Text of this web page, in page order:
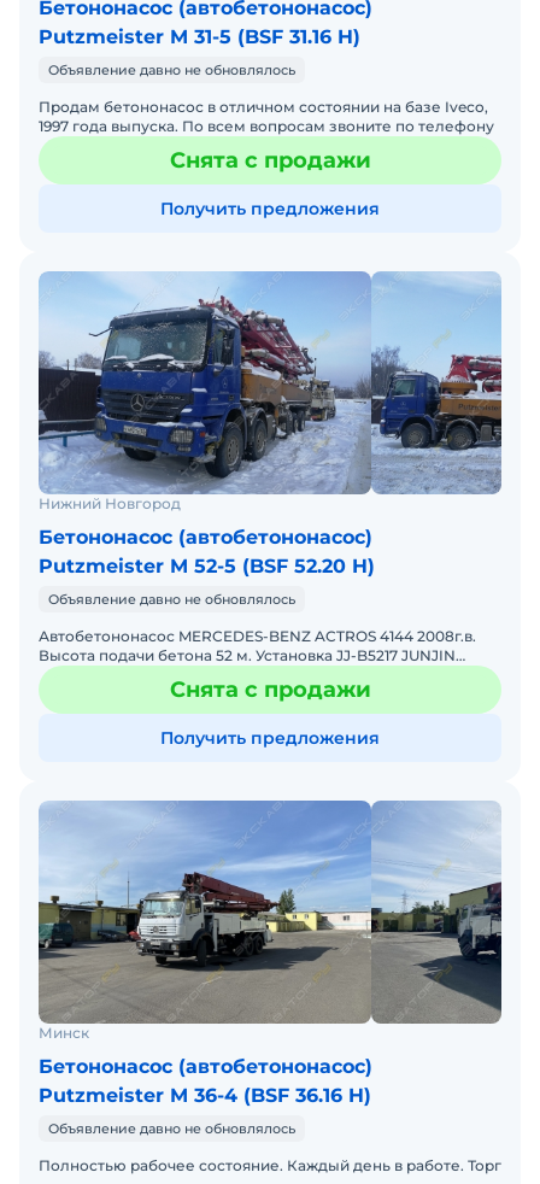
Бетононасос (автобетононасос)
Putzmeister M 31-5 (BSF 31.16 H)
Объявление давно не обновлялось
Продам бетононасос в отличном состоянии на базе Iveco,
1997 года выпуска. По всем вопросам звоните по телефону
Снята с продажи
Получить предложения
Нижний Новгород
Бетононасос (автобетононасос)
Putzmeister M 52-5 (BSF 52.20 H)
Объявление давно не обновлялось
Автобетононасос MERCEDES-BENZ ACTROS 4144 2008г.в.
Высота подачи бетона 52 м. Установка JJ-B5217 JUNJIN
HEAVY INDUSTRY CO. LTD (Kopeя) год выпуска 2005. Начало
Снята с продажи
Получить предложения
Минск
Бетононасос (автобетононасос)
Putzmeister M 36-4 (BSF 36.16 H)
Объявление давно не обновлялось
Полностью рабочее состояние. Каждый день в работе. Торг